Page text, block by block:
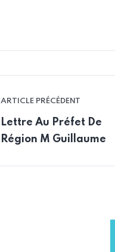
ARTICLE PRÉCÉDENT
Lettre Au Préfet De
Région M Guillaume